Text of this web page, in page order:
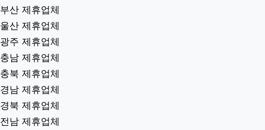
부산 제휴업체
울산 제휴업체
광주 제휴업체
충남 제휴업체
충북 제휴업체
경남 제휴업체
경북 제휴업체
전남 제휴업체